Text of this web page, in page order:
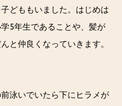
どももいました。はじめは
5年生であることや、髪が
と仲良くなっていきます。
泳いでいたら下にヒラメが